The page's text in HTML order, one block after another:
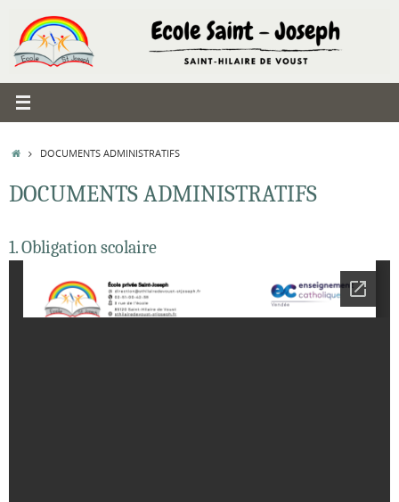
contenu
ACCUEIL
DOCUMENTS ADMINISTRATIFS
DOCUMENTS ADMINISTRATIFS
1. Obligation scolaire